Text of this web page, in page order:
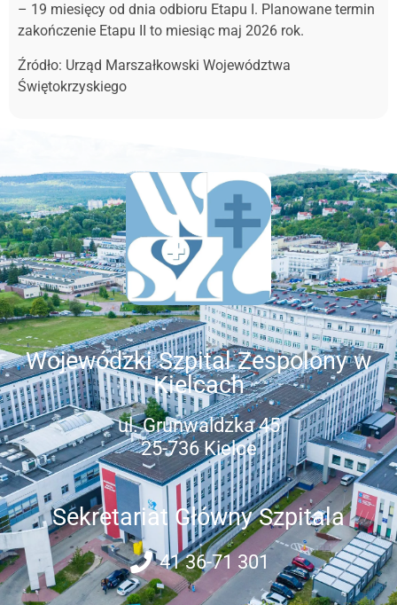
– 19 miesięcy od dnia odbioru Etapu I. Planowane termin
zakończenie Etapu II to miesiąc maj 2026 rok.
Źródło: Urząd Marszałkowski Województwa
Świętokrzyskiego
Wojewódzki Szpital Zespolony w
Kielcach
ul. Grunwaldzka 45
25-736 Kielce
Sekretariat Główny Szpitala
41 36-71 301